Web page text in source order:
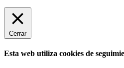
Cerrar
Esta web utiliza cookies de